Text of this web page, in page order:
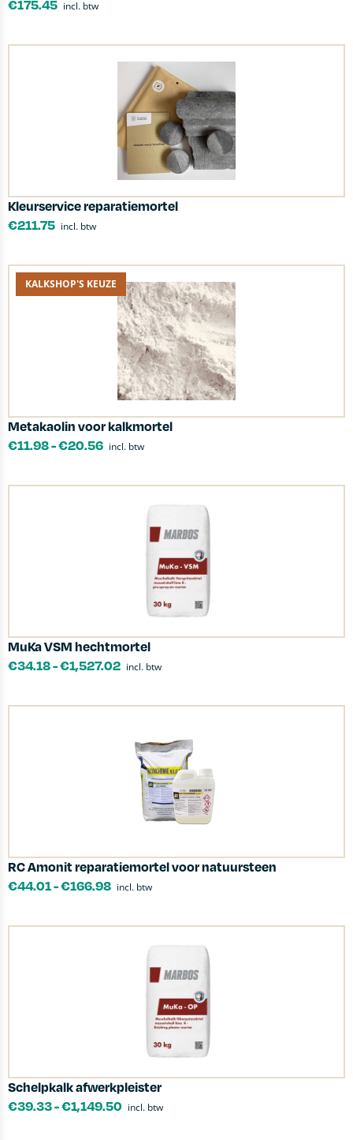
€175.45 incl. btw
Kleurservice reparatiemortel
€211.75 incl. btw
KALKSHOP'S KEUZE
Metakaolin voor kalkmortel
€11.98-€20.56 incl. btw
MuKa VSM hechtmortel
€34.18-€1,527.02 incl. btw
RC Amonit reparatiemortel voor natuursteen
€44.01-€166.98 incl. btw
Schelpkalk afwerkpleister
€39.33-€1,149.50 incl. btw